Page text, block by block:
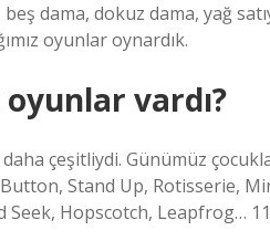
beş dama, dokuz dama, yağ
oyunlar oynardık.
vardı?
çeşitliydi. Günümüz
Stand Up, Rotisserie,
Seek, Hopscotch, Leapfrog…